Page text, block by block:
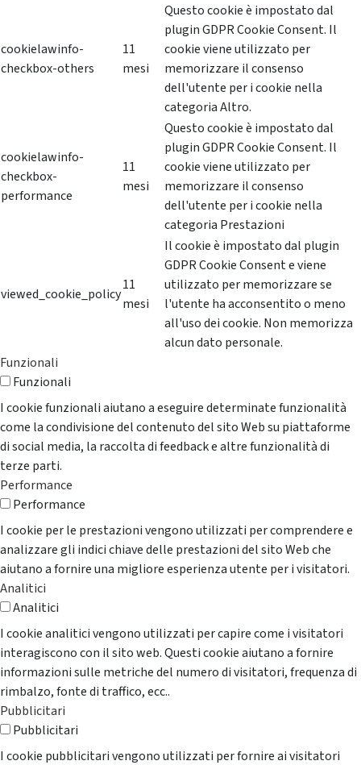
cookielawinfo-
checkbox-others
11
mesi
Questo cookie è impostato dal
plugin GDPR Cookie Consent. Il
cookie viene utilizzato per
memorizzare il consenso
dell'utente per i cookie nella
categoria Altro.
cookielawinfo-
checkbox-
performance
11
mesi
Questo cookie è impostato dal
plugin GDPR Cookie Consent. Il
cookie viene utilizzato per
memorizzare il consenso
dell'utente per i cookie nella
categoria Prestazioni
viewed_cookie_policy
11
mesi
Il cookie è impostato dal plugin
GDPR Cookie Consent e viene
utilizzato per memorizzare se
l'utente ha acconsentito o meno
all'uso dei cookie. Non memorizza
alcun dato personale.
Funzionali
Funzionali
I cookie funzionali aiutano a eseguire determinate funzionalità
come la condivisione del contenuto del sito Web su piattaforme
di social media, la raccolta di feedback e altre funzionalità di
terze parti.
Performance
Performance
I cookie per le prestazioni vengono utilizzati per comprendere e
analizzare gli indici chiave delle prestazioni del sito Web che
aiutano a fornire una migliore esperienza utente per i visitatori.
Analitici
Analitici
I cookie analitici vengono utilizzati per capire come i visitatori
interagiscono con il sito web. Questi cookie aiutano a fornire
informazioni sulle metriche del numero di visitatori, frequenza di
rimbalzo, fonte di traffico, ecc..
Pubblicitari
Pubblicitari
I cookie pubblicitari vengono utilizzati per fornire ai visitatori